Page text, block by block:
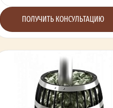
ПОЛУЧИТЬ КОНСУЛЬТАЦИЮ